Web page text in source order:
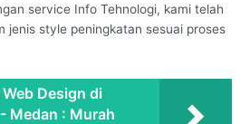
service Info Tehnologi, kami telah
jenis style peningkatan sesuai proses
Design di
Medan : Murah